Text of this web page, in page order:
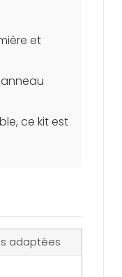
et
ce kit est
adaptées